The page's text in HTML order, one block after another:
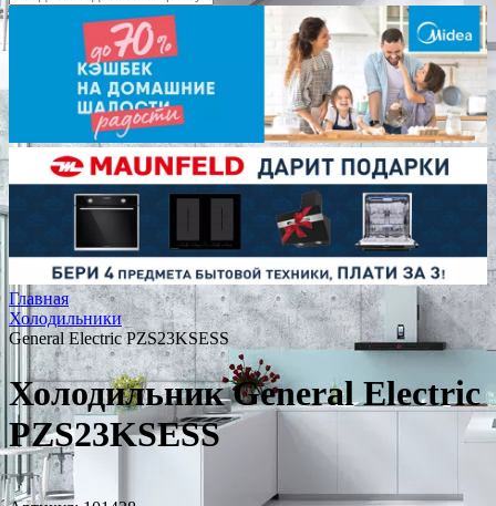
Главная
Холодильники
General Electric PZS23KSESS
Холодильник General Electric
PZS23KSESS